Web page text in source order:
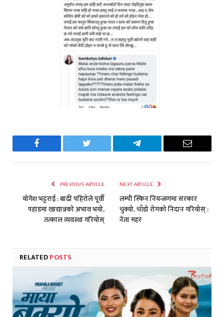
Facebook Twitter Telegram Email
PREVIOUS ARTICLE
योगेश भट्टराई : बाढी पहिरोले पूर्वी
पहाडमा खाद्यान्नको अभाव भयो,
तत्काल व्यवस्था गरियोस्
NEXT ARTICLE
लम्पी स्किन नियन्त्रणमा सरकार
चुक्यो, चाँडो रोगको निदान गरियोस् :
नेता महर
RELATEDPOSTS